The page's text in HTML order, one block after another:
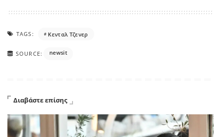
TAGS: Κενταλ Τζενερ
SOURCE: newsit
Διαβάστε επίσης